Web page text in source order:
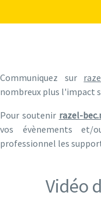
Communiquez sur
nombreux plus l'impact
Pour soutenir razel-
vos évènements et/
professionnel les
Vidéo